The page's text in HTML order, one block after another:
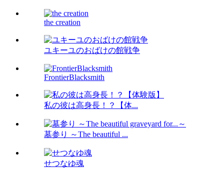
the creation
ユキーユのおばけの館戦争
FrontierBlacksmith
私の彼は高身長！？【体...
墓参り ～The beautiful ...
せつなゆ魂